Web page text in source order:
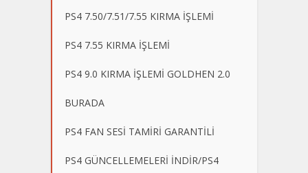
PS4 7.50/7.51/7.55 KIRMA İŞLEMİ
PS4 7.55 KIRMA İŞLEMİ
PS4 9.0 KIRMA İŞLEMİ GOLDHEN 2.0
BURADA
PS4 FAN SESİ TAMİRİ GARANTİLİ
PS4 GÜNCELLEMELERİ İNDİR/PS4